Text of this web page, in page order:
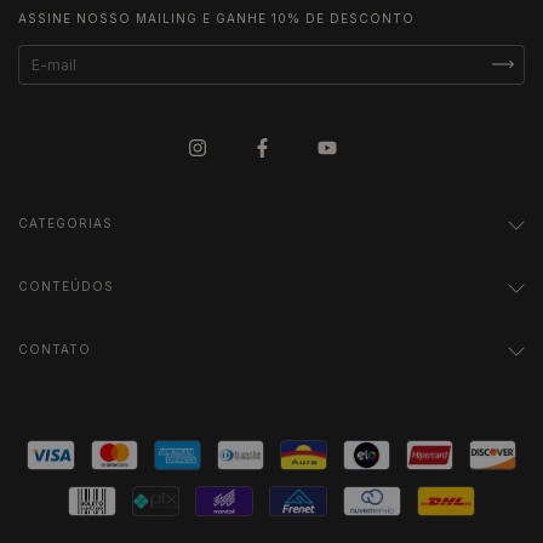
ASSINE NOSSO MAILING E GANHE 10% DE DESCONTO
CATEGORIAS
CONTEÚDOS
CONTATO